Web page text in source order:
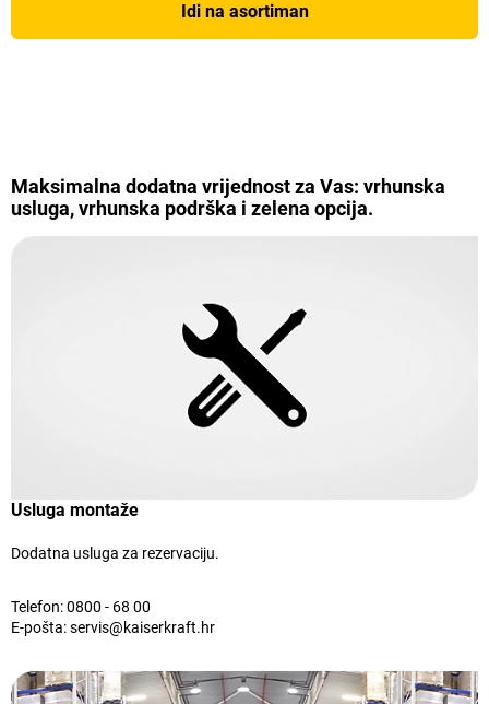
Idi na asortiman
Maksimalna dodatna vrijednost za Vas: vrhunska
usluga, vrhunska podrška i zelena opcija.
Usluga montaže
Dodatna usluga za rezervaciju.
Telefon:0800 - 68 00
E-pošta:servis@kaiserkraft.hr